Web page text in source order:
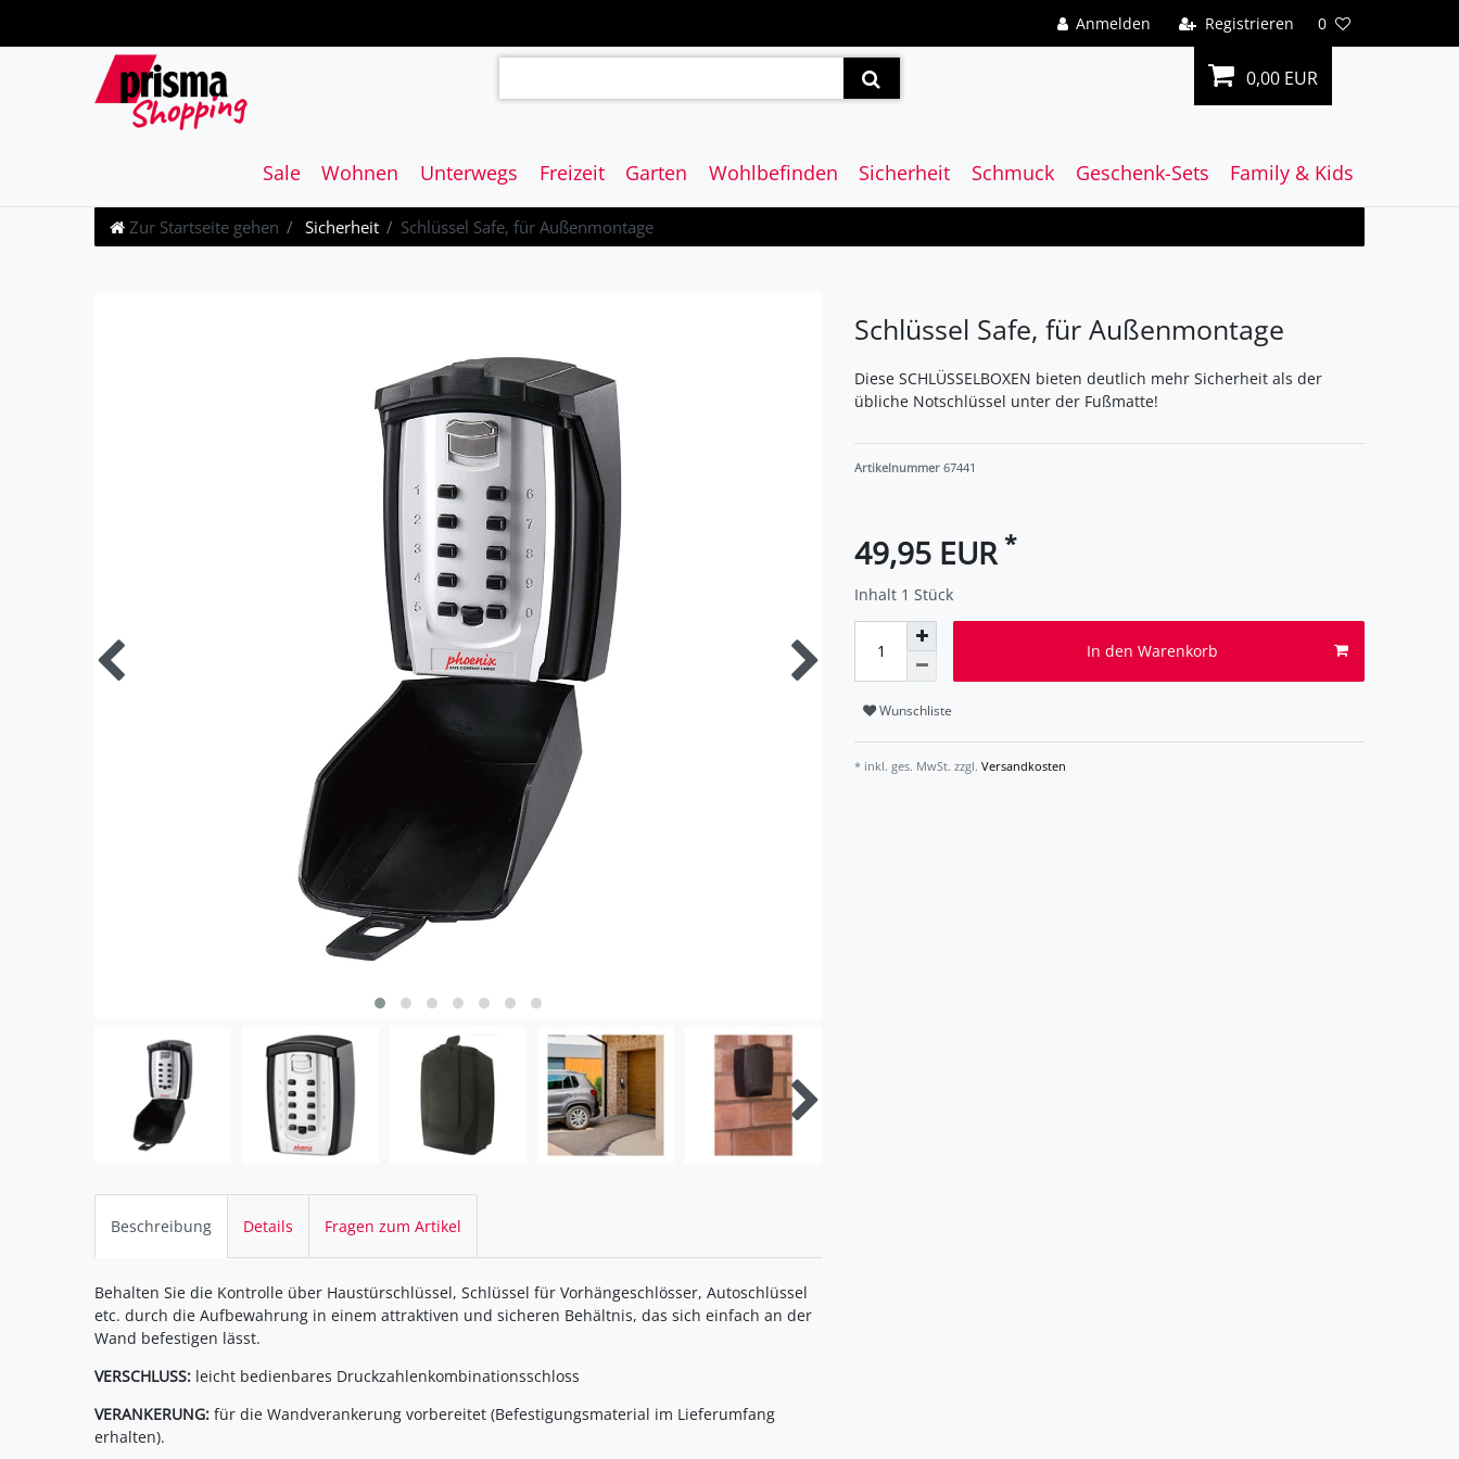
Anmelden Registrieren 0
0,00 EUR
Sale Wohnen Unterwegs Freizeit Garten Wohlbefinden Sicherheit Schmuck Geschenk-Sets Family & Kids
Zur Startseite gehen Sicherheit Schlüssel Safe, für Außenmontage
Schlüssel Safe, für Außenmontage
Diese SCHLÜSSELBOXEN bieten deutlich mehr Sicherheit als der
übliche Notschlüssel unter der Fußmatte!
Artikelnummer 67441
49,95 EUR *
Inhalt 1 Stück
In den Warenkorb
Wunschliste
* inkl. ges. MwSt. zzgl. Versandkosten
Beschreibung Details Fragen zum Artikel
Behalten Sie die Kontrolle über Haustürschlüssel, Schlüssel für Vorhängeschlösser, Autoschlüssel
etc. durch die Aufbewahrung in einem attraktiven und sicheren Behältnis, das sich einfach an der
Wand befestigen lässt.
VERSCHLUSS: leicht bedienbares Druckzahlenkombinationsschloss
VERANKERUNG: für die Wandverankerung vorbereitet (Befestigungsmaterial im Lieferumfang
erhalten).